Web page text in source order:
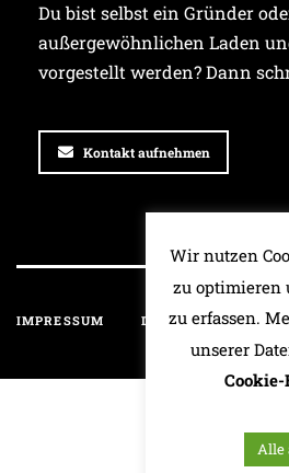
Du bist selbst ein Gründer
außergewöhnlichen Laden
vorgestellt werden? Dann
Kontakt aufnehmen
IMPRESSUM DATENSCHUTZ
Wir nutzen
zu optimieren
zu erfassen.
unserer
Alle